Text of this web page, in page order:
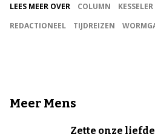
LEES MEER OVER COLUMN KESSELER
REDACTIONEEL
TIJDREIZEN
Meer Mens
Zette onze